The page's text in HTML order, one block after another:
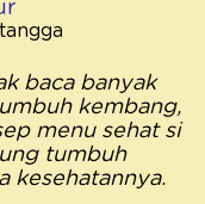
baca banyak
kembang,
menu sehat si
tumbuh
kesehatannya.